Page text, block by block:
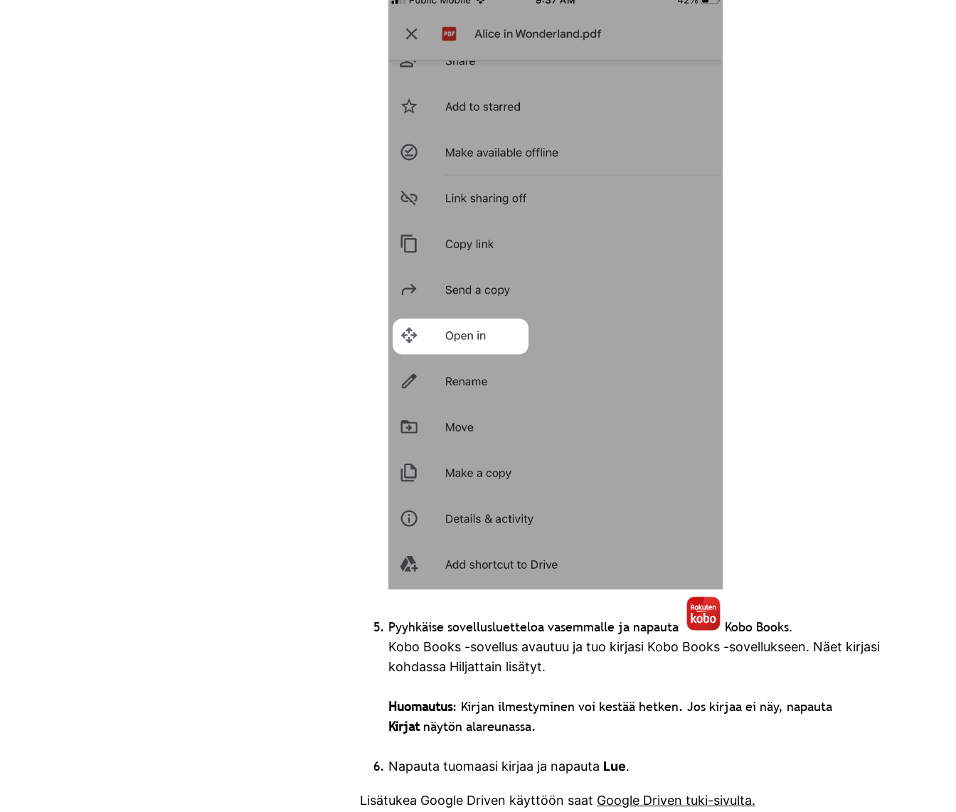
Pyyhkäise sovellusluetteloa vasemmalle ja napauta Kobo Books.
Kobo Books -sovellus avautuu ja tuo kirjasi Kobo Books -sovellukseen. Näet kirjasi
kohdassa Hiljattain lisätyt.
Huomautus: Kirjan ilmestyminen voi kestää hetken. Jos kirjaa ei näy, napauta
Kirjat näytön alareunassa.
Napauta tuomaasi kirjaa ja napauta Lue.
Lisätukea Google Driven käyttöön saat Google Driven tuki-sivulta.